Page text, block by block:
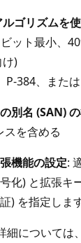
ゴリズムを
ット最小、
け)
P-384、また
別名 (SAN)
スを含める
機能の設定:
化) と拡張キ
) を指定しま
細については